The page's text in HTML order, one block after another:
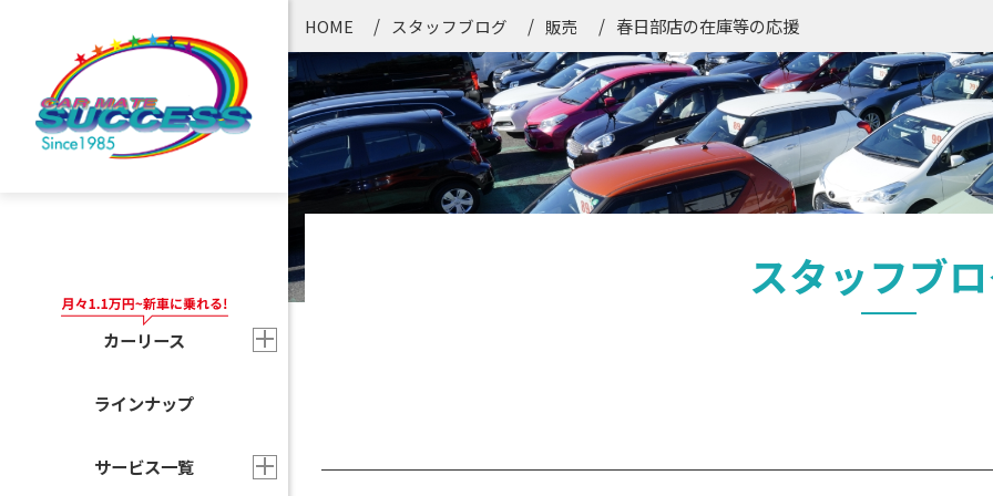
カーリース
ラインナップ
サービス一覧
HOME スタッフブログ 販売 春日部店の在庫等の応援
スタッフブ